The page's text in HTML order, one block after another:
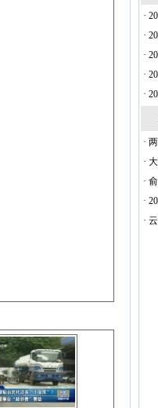
·
·
·
·
·
·
·
·
·
·